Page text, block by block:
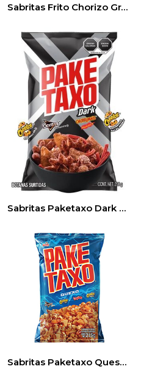
Sabritas Frito Chorizo Grande (170gr) 3pack
Sabritas Paketaxo Dark grande
Sabritas Paketaxo Queso grande